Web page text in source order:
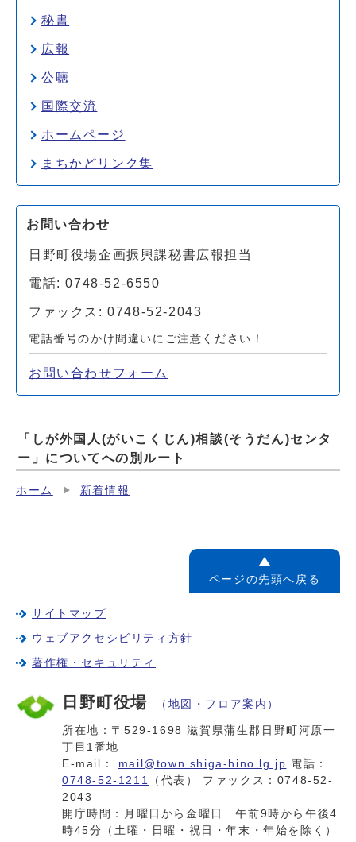
秘書
広報
公聴
国際交流
ホームページ
まちかどリンク集
お問い合わせ
日野町役場企画振興課秘書広報担当
電話: 0748-52-6550
ファックス: 0748-52-2043
電話番号のかけ間違いにご注意ください！
お問い合わせフォーム
「しが外国人(がいこくじん)相談(そうだん)センタ
ー」についてへの別ルート
ホーム 新着情報
ページの先頭へ戻る
サイトマップ
ウェブアクセシビリティ方針
著作権・セキュリティ
日野町役場 （地図・フロア案内）
所在地：〒529-1698 滋賀県蒲生郡日野町河原一
丁目1番地
E-mail： mail@town.shiga-hino.lg.jp 電話：
0748-52-1211 （代表） ファックス：0748-52-
2043
開庁時間：月曜日から金曜日 午前9時から午後4
時45分（土曜・日曜・祝日・年末・年始を除く）